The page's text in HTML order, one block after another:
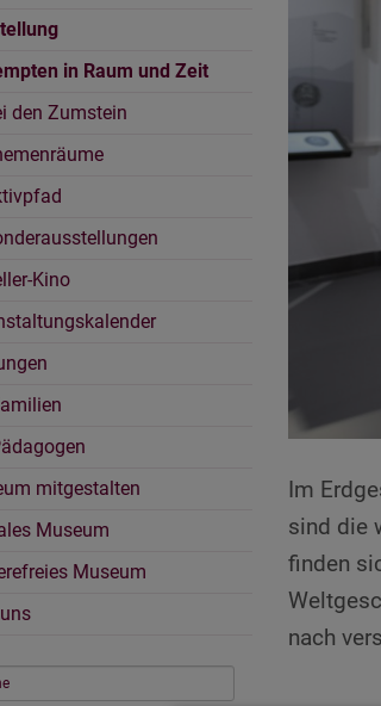
in Raum und Zeit
den Zumstein
Kino
mitgestalten
Museum
Museum
Im
sind die
finden
nach